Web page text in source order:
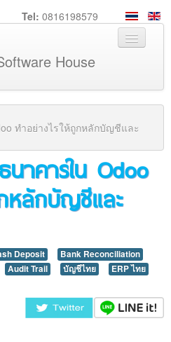
Tel: 0816198579
House
ทำอย่างไรให้ถูกหลักบัญชีและ
นาคารใน Odoo
หลักบัญชีและ
Deposit
Bank Reconciliation
Audit Trail บัญชีไทย
ERP ไทย